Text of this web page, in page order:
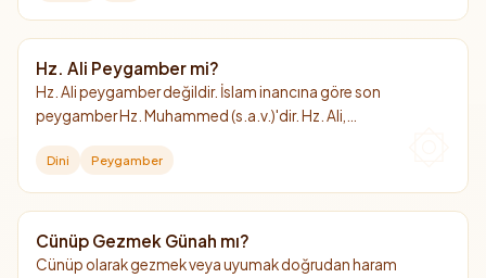
Hz. Ali Peygamber mi?
Hz. Ali peygamber değildir. İslam inancına göre son
peygamber Hz. Muhammed (s.a.v.)'dir. Hz. Ali,
Dini Peygamber
Cünüp Gezmek Günah mı?
Cünüp olarak gezmek veya uyumak doğrudan haram